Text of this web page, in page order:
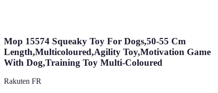
Mop 15574 Squeaky Toy For Dogs,50-55 Cm
Length,Multicoloured,Agility Toy,Motivation Game
With Dog,Training Toy Multi-Coloured
Rakuten FR